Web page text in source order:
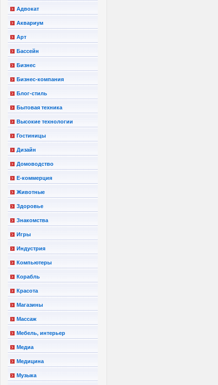
Адвокат
Аквариум
Арт
Бассейн
Бизнес
Бизнес-компания
Блог-стиль
Бытовая техника
Высокие технологии
Гостиницы
Дизайн
Домоводство
Е-коммерция
Животные
Здоровье
Знакомства
Игры
Индустрия
Компьютеры
Корабль
Красота
Магазины
Массаж
Мебель, интерьер
Медиа
Медицина
Музыка